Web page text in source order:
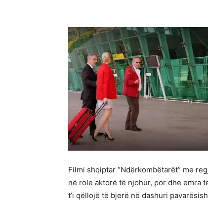
Filmi shqiptar “Ndërkombëtarët” me
në role aktorë të njohur, por dhe emra
t’i qëllojë të bjerë në dashuri